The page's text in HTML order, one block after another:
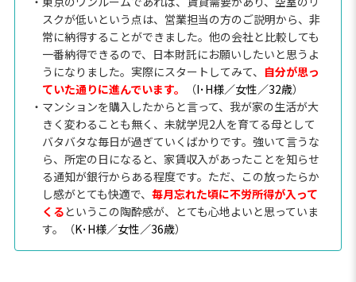
スクが低いという点は、営業担当の方のご説明から、非
常に納得することができました。他の会社と比較しても
一番納得できるので、日本財託にお願いしたいと思うよ
うになりました。実際にスタートしてみて、 自分が思っ
ていた通りに進んでいます。
（I･H様／女性／32歳）
・マンションを購入したからと言って、我が家の生活が大
きく変わることも無く、未就学児2人を育てる母として
バタバタな毎日が過ぎていくばかりです。強いて言うな
ら、所定の日になると、家賃収入があったことを知らせ
る通知が銀行からある程度です。ただ、この放ったらか
し感がとても快適で、 毎月忘れた頃に不労所得が入って
くるというこの陶酔感が、とても心地よいと思っていま
す。（K･H様／女性／36歳）